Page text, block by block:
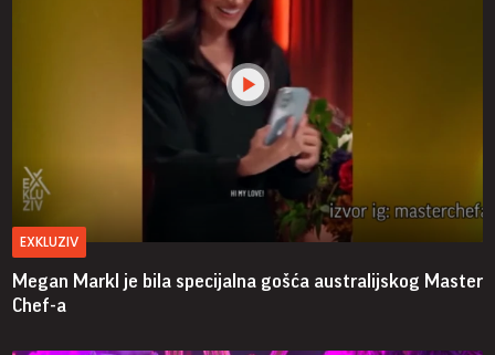
EXKLUZIV
Megan Markl je bila specijalna gošća australijskog Master
Chef-a